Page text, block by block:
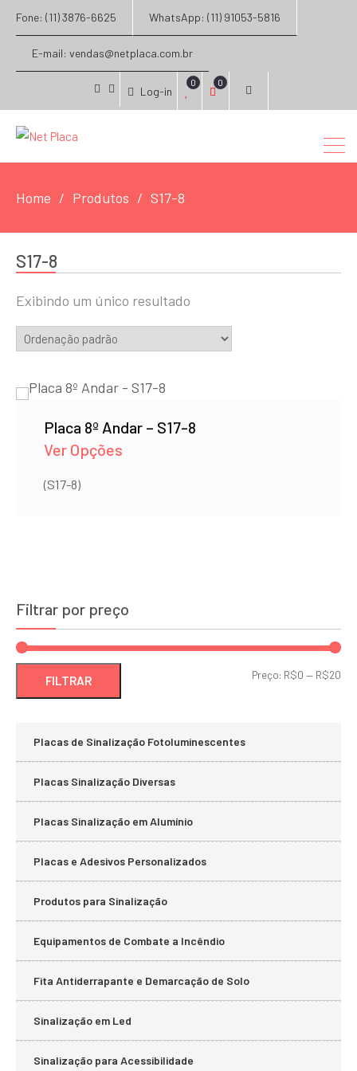
Fone: (11) 3876-6625 WhatsApp: (11) 91053-5816
E-mail: vendas@netplaca.com.br
facebook
instagram
Log-in
0 0
Home Produtos S17-8
S17-8
Exibindo um único resultado
Placa 8º Andar – S17-8
Ver Opções
(S17-8)
Filtrar por preço
FILTRAR Preço: R$0 — R$20
Placas de Sinalização Fotoluminescentes
Placas Sinalização Diversas
Placas Sinalização em Alumínio
Placas e Adesivos Personalizados
Produtos para Sinalização
Equipamentos de Combate a Incêndio
Fita Antiderrapante e Demarcação de Solo
Sinalização em Led
Sinalização para Acessibilidade